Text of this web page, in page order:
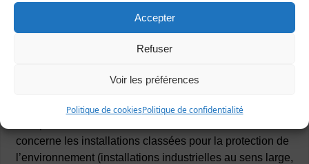
Accepter
Refuser
Voir les préférences
Politique de cookiesPolitique de confidentialité
II – Consultations juridiques.
11 consultations ont été dispensées à nos adhérents en
souvent sont l’urbanisme (PLU et permis de construire)
concerne les installations classées pour la protection de
l’environnement (installations industrielles au sens large,